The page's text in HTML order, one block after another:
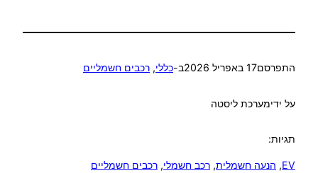
התפרסם17 באפריל 2026 ב-כללי, רכבים חשמליים
על ידימערכת ליסטה
תגיות:
EV
, הנעה חשמלית, רכב חשמלי, רכבים חשמליים